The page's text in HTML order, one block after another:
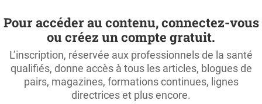
Pour accéder au contenu, connectez-vous
ou créez un compte gratuit.
L’inscription, réservée aux professionnels de la santé
qualifiés, donne accès à tous les articles, blogues de
pairs, magazines, formations continues, lignes
directrices et plus encore.